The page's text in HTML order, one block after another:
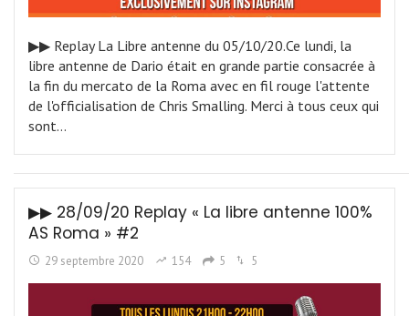
▶︎▶︎ Replay La Libre antenne du 05/10/20.Ce lundi, la
libre antenne de Dario était en grande partie consacrée à
la fin du mercato de la Roma avec en fil rouge l'attente
de l'officialisation de Chris Smalling. Merci à tous ceux qui
sont…
▶︎▶︎ 28/09/20 Replay « La libre antenne 100%
AS Roma » #2
29 septembre 2020 154 5 5